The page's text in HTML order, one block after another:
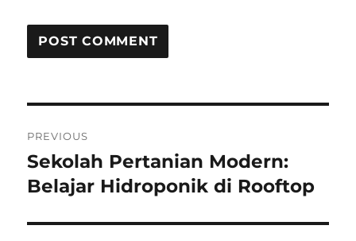
navigation
PREVIOUS
Previous
post:
Sekolah Pertanian Modern:
Belajar Hidroponik di Rooftop